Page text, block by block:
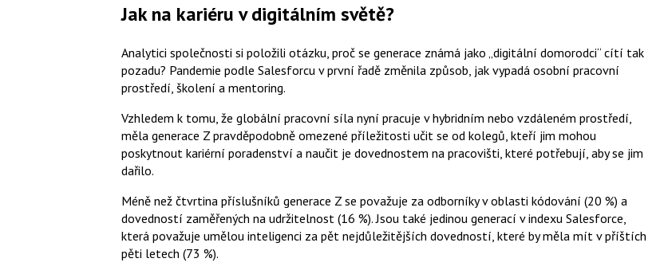
Jak na kariéru v digitálním světě?
Analytici společnosti si položili otázku, proč se generace známá jako „digitální domorodci“ cítí tak
pozadu? Pandemie podle Salesforcu v první řadě změnila způsob, jak vypadá osobní pracovní
prostředí, školení a mentoring.
Vzhledem k tomu, že globální pracovní síla nyní pracuje v hybridním nebo vzdáleném prostředí,
měla generace Z pravděpodobně omezené příležitosti učit se od kolegů, kteří jim mohou
poskytnout kariérní poradenství a naučit je dovednostem na pracovišti, které potřebují, aby se jim
dařilo.
Méně než čtvrtina příslušníků generace Z se považuje za odborníky v oblasti kódování (20 %) a
dovedností zaměřených na udržitelnost (16 %). Jsou také jedinou generací v indexu Salesforce,
která považuje umělou inteligenci za pět nejdůležitějších dovedností, které by měla mít v příštích
pěti letech (73 %).